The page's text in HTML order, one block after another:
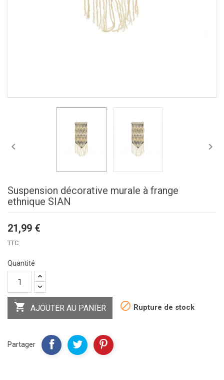
 
Suspension décorative murale à frange
ethnique SIAN
21,99 €
TTC
Quantité
 AJOUTER AU PANIER  Rupture de stock
Partager